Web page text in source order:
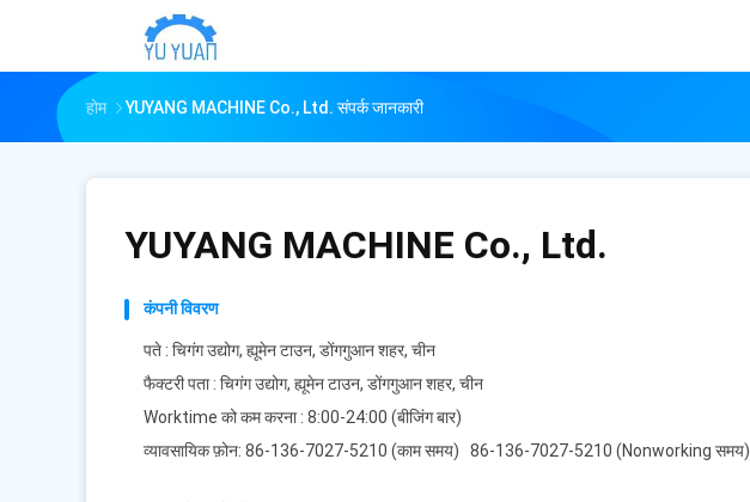
होम YUYANG MACHINE Co., Ltd. संपर्क जानकारी
YUYANG MACHINE Co., Ltd.
कंपनी विवरण
पते : चिगंग उद्योग, ह्यूमेन टाउन, डोंगगुआन शहर, चीन
फैक्टरी पता : चिगंग उद्योग, ह्यूमेन टाउन, डोंगगुआन शहर, चीन
Worktime को कम करना : 8:00-24:00 (बीजिंग बार)
व्यावसायिक फ़ोन: 86-136-7027-5210 (काम समय) 86-136-7027-5210 (Nonworking समय)